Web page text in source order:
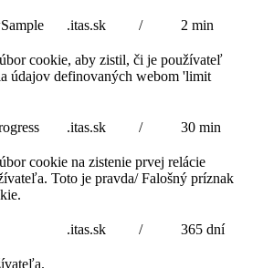
.itas.sk / 2 min
cookie, aby zistil, či je používateľ
údajov definovaných webom 'limit
.itas.sk / 30 min
cookie na zistenie prvej relácie
Toto je pravda/ Falošný príznak
.itas.sk / 365 dní